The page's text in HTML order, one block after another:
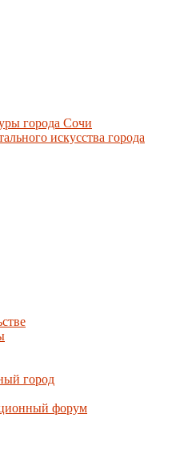
города Сочи
искусства города
город
форум